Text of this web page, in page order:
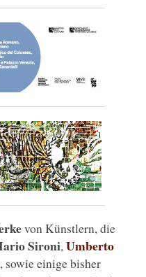
von Künstlern, die
Sironi, Umberto
, sowie einige bisher